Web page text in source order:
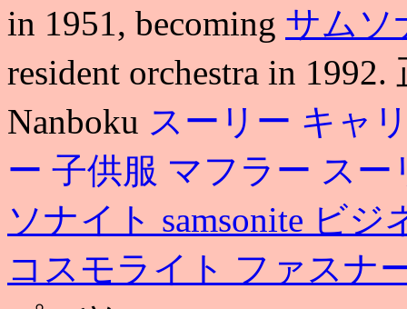
in 1951, becoming サムソ
resident orchestra in
Nanboku スーリー キャ
ー 子供服 マフラー スー
ソナイト samsonite ビ
コスモライト ファスナ